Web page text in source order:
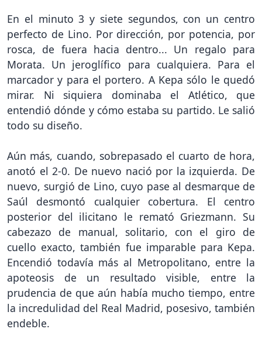
En el minuto 3 y siete segundos, con un centro
perfecto de Lino. Por dirección, por potencia, por
rosca, de fuera hacia dentro... Un regalo para
Morata. Un jeroglífico para cualquiera. Para el
marcador y para el portero. A Kepa sólo le quedó
mirar. Ni siquiera dominaba el Atlético, que
entendió dónde y cómo estaba su partido. Le salió
todo su diseño.
Aún más, cuando, sobrepasado el cuarto de hora,
anotó el 2-0. De nuevo nació por la izquierda. De
nuevo, surgió de Lino, cuyo pase al desmarque de
Saúl desmontó cualquier cobertura. El centro
posterior del ilicitano le remató Griezmann. Su
cabezazo de manual, solitario, con el giro de
cuello exacto, también fue imparable para Kepa.
Encendió todavía más al Metropolitano, entre la
apoteosis de un resultado visible, entre la
prudencia de que aún había mucho tiempo, entre
la incredulidad del Real Madrid, posesivo, también
endeble.